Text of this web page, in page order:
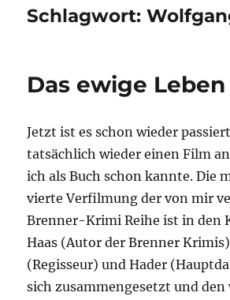
Schlagwort:
Das ewige Leben
Jetzt ist es schon wieder
tatsächlich wieder einen Film
ich als Buch schon kannte. Die
vierte Verfilmung der von mir
Brenner-Krimi Reihe ist in den
Haas (Autor der Brenner
(Regisseur) und Hader
sich zusammengesetzt und